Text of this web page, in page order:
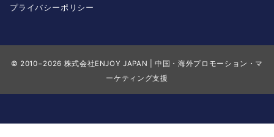
プライバシーポリシー
© 2010−2026 株式会社ENJOY JAPAN | 中国・海外プロモーション・マ
ーケティング支援